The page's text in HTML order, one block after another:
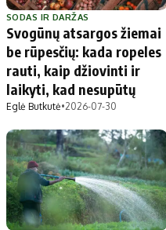
SODAS IR DARŽAS
Svogūnų atsargos žiemai
be rūpesčių: kada ropeles
rauti, kaip džiovinti ir
laikyti, kad nesupūtų
Eglė Butkutė•2026-07-30